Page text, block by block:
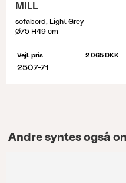
MILL
sofabord, Light Grey
Ø75 H49 cm
Vejl. pris 2 065 DKK
2507-71
Andre syntes også